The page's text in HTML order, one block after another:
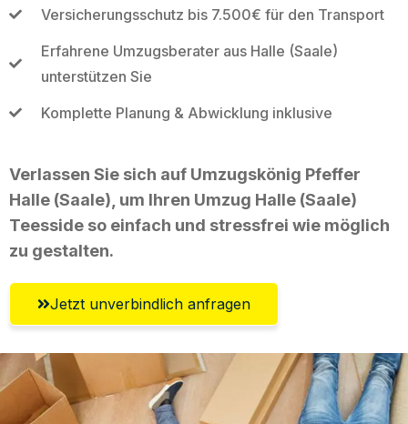
Versicherungsschutz bis 7.500€ für den Transport
Erfahrene Umzugsberater aus Halle (Saale)
unterstützen Sie
Komplette Planung & Abwicklung inklusive
Verlassen Sie sich auf Umzugskönig Pfeffer
Halle (Saale), um Ihren Umzug Halle (Saale)
Teesside so einfach und stressfrei wie möglich
zu gestalten.
Jetzt unverbindlich anfragen